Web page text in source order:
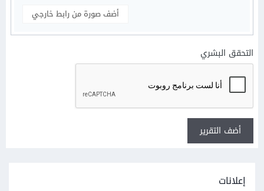
أضف صورة من رابط خارجي
التحقق البشري
أضف التقرير
إعلانات